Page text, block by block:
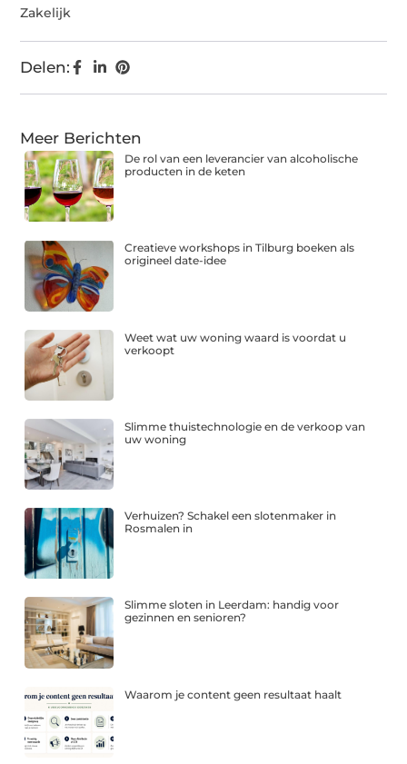
Zakelijk
Delen:
Meer Berichten
De rol van een leverancier van alcoholische
producten in de keten
Creatieve workshops in Tilburg boeken als
origineel date-idee
Weet wat uw woning waard is voordat u
verkoopt
Slimme thuistechnologie en de verkoop van
uw woning
Verhuizen? Schakel een slotenmaker in
Rosmalen in
Slimme sloten in Leerdam: handig voor
gezinnen en senioren?
Waarom je content geen resultaat haalt